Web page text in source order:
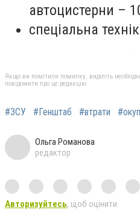
автоцистерни –
спеціальна
Якщо ви помітили помилку, виділіть
повідомити про це редакцію
#ЗСУ #Генштаб #втрати
Ольга Романова
редактор
Авторизуйтесь, щоб оцінити